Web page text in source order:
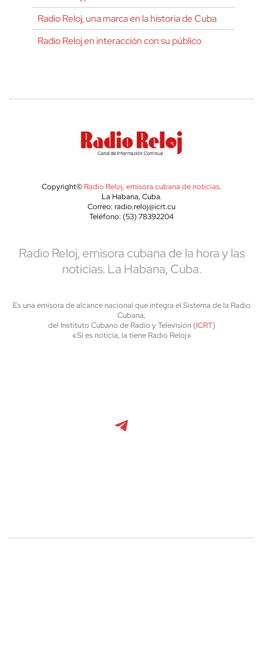
Radio Reloj, una marca en la historia de Cuba
Radio Reloj en interacción con su público
Copyright© Radio Reloj, emisora cubana de noticias.
La Habana, Cuba.
Correo: radio.reloj@icrt.cu
Teléfono: (53) 78392204
Radio Reloj, emisora cubana de la hora y las
noticias. La Habana, Cuba.
Es una emisora de alcance nacional que integra el Sistema de la Radio
Cubana,
del Instituto Cubano de Radio y Televisión (ICRT)
«Si es noticia, la tiene Radio Reloj»